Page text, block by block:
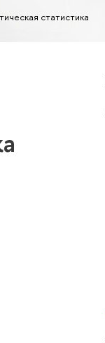
статистика